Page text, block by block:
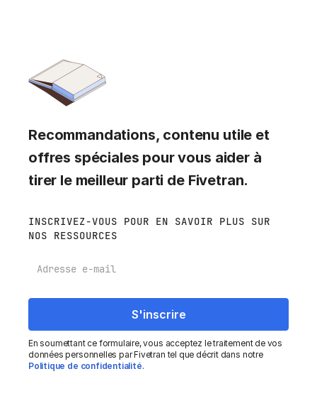
Recommandations, contenu utile et
offres spéciales pour vous aider à
tirer le meilleur parti de Fivetran.
INSCRIVEZ-VOUS POUR EN SAVOIR PLUS SUR
NOS RESSOURCES
En soumettant ce formulaire, vous acceptez le traitement de vos
données personnelles par Fivetran tel que décrit dans notre
Politique de confidentialité.